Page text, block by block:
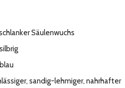
Säulenwuchs
sandig-lehmiger, nahrhafter